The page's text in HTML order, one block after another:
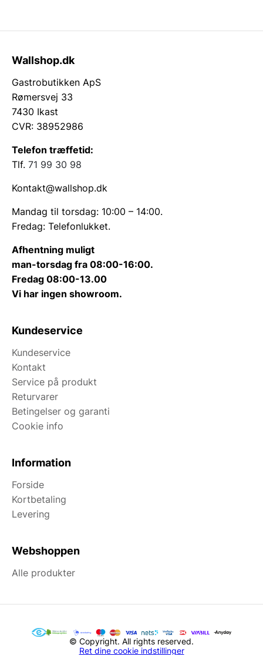
Wallshop.dk
Gastrobutikken ApS
Rømersvej 33
7430 Ikast
CVR: 38952986
Telefon træffetid:
Tlf. 71 99 30 98
Kontakt@wallshop.dk
Mandag til torsdag: 10:00 – 14:00.
Fredag: Telefonlukket.
Afhentning muligt
man-torsdag fra 08:00-16:00.
Fredag 08:00-13.00
Vi har ingen showroom.
Kundeservice
Kundeservice
Kontakt
Service på produkt
Returvarer
Betingelser og garanti
Cookie info
Information
Forside
Kortbetaling
Levering
Webshoppen
Alle produkter
© Copyright. All rights reserved.
Ret dine cookie indstillinger